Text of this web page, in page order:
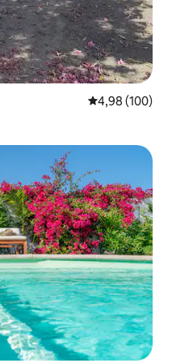
4,98 av 5 i
4,98 (100)